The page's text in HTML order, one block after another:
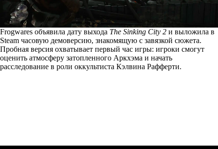
Frogwares объявила дату выхода The Sinking City 2 и выложила в
Steam часовую демоверсию, знакомящую с завязкой сюжета.
Пробная версия охватывает первый час игры: игроки смогут
оценить атмосферу затопленного Аркхэма и начать
расследование в роли оккультиста Кэлвина Рафферти.